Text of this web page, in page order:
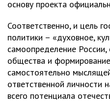
основу проекта
Соответственно, и цель
политики – «духовное,
самоопределение
общества и
самостоятельно
ответственной личности
всего потенциала